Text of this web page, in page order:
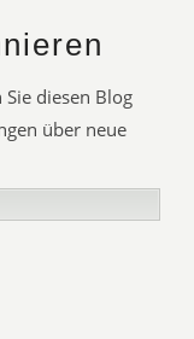
Sie diesen Blog
über neue